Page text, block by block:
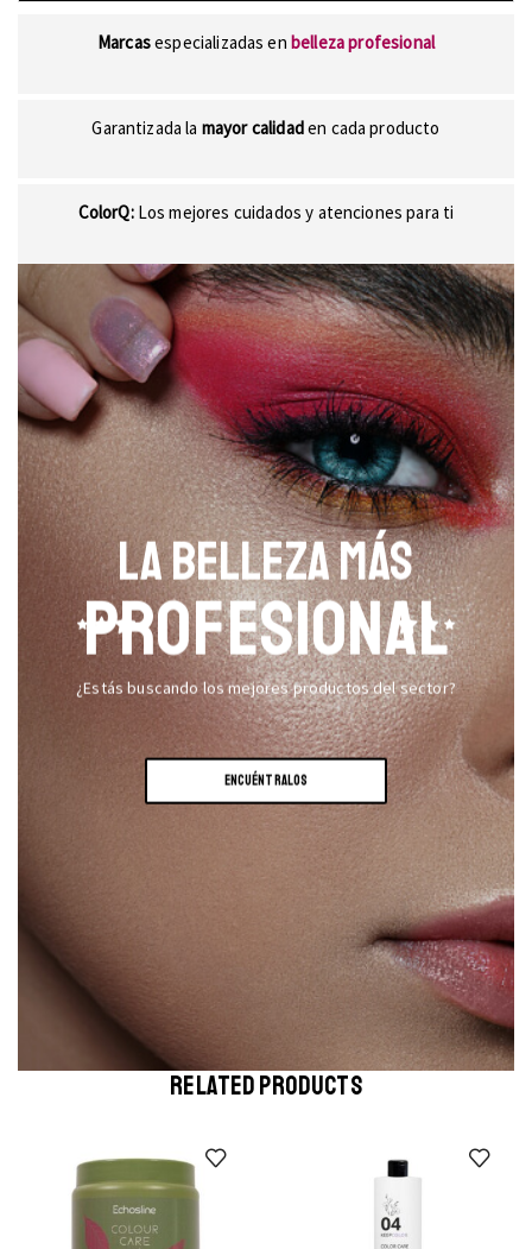
Marcasespecializadas en belleza profesional
Garantizada la mayor calidaden cada producto
ColorQ:Los mejores cuidados y atenciones para ti
LA BELLEZA MÁS
PROFESIONAL
¿Estás buscando los mejores productos del sector?
ENCUÉNTRALOS
RELATED PRODUCTS